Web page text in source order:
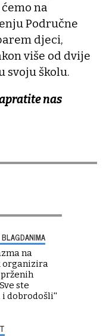
na
Područne
djeci,
više od dvije
svoju školu.
nas
na
organizira
ste
i dobrodošli''